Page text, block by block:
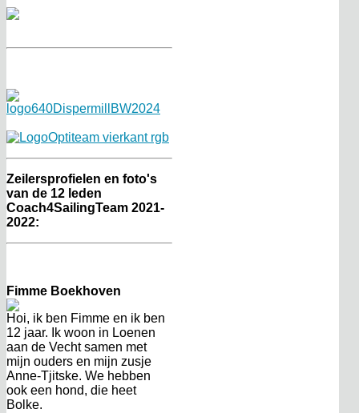
Zeilersprofielen en foto's
van de 12 leden
Coach4SailingTeam 2021-
2022:
Fimme Boekhoven
Hoi, ik ben Fimme en ik ben
12 jaar. Ik woon in Loenen
aan de Vecht samen met
mijn ouders en mijn zusje
Anne-Tjitske. We hebben
ook een hond, die heet
Bolke.